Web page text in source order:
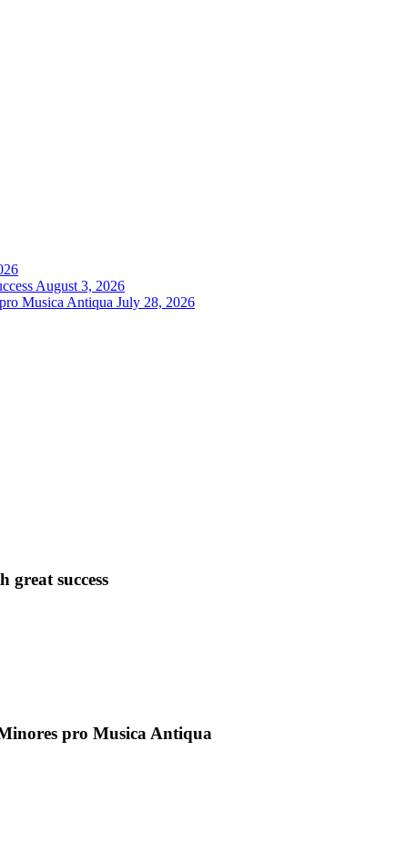
August 3, 2026
Musica Antiqua July 28, 2026
success
pro Musica Antiqua